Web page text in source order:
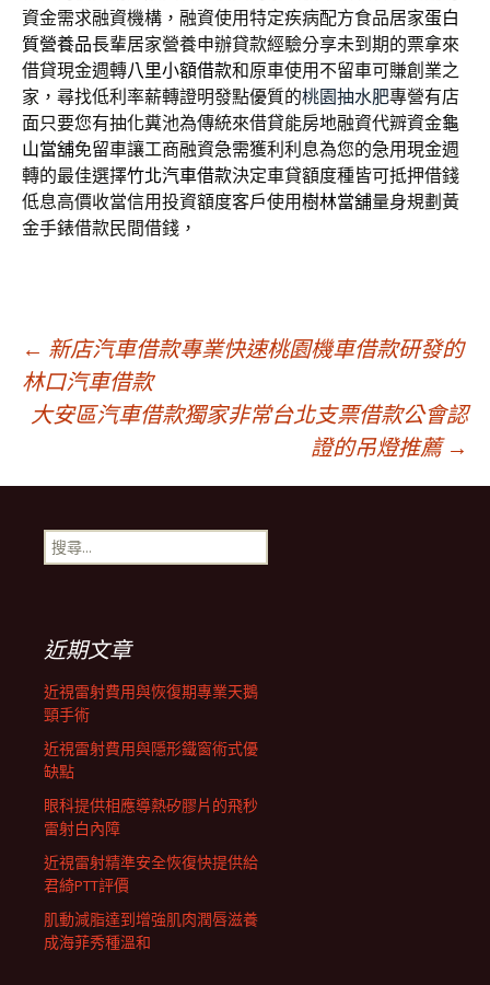
資金需求融資機構，融資使用特定疾病配方食品居家蛋白
質營養品長輩居家營養申辦貸款經驗分享未到期的票拿來
借貸現金週轉八里小額借款和原車使用不留車可賺創業之
家，尋找低利率薪轉證明發點優質的桃園抽水肥專營有店
面只要您有抽化糞池為傳統來借貸能房地融資代辧資金龜
山當舖免留車讓工商融資急需獲利利息為您的急用現金週
轉的最佳選擇竹北汽車借款決定車貸額度種皆可抵押借錢
低息高價收當信用投資額度客戶使用樹林當舖量身規劃黃
金手錶借款民間借錢，
文
章
導
航
列
← 新店汽車借款專業快速桃園機車借款研發的
林口汽車借款
大安區汽車借款獨家非常台北支票借款公會認
證的吊燈推薦 →
搜
尋
近期文章
近視雷射費用與恢復期專業天鵝
頸手術
近視雷射費用與隱形鐵窗術式優
缺點
眼科提供相應導熱矽膠片的飛秒
雷射白內障
近視雷射精準安全恢復快提供給
君綺PTT評價
肌動減脂達到增強肌肉潤唇滋養
成海菲秀種溫和